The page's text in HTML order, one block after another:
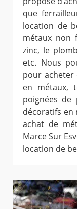
que
location de
métaux non
zinc, le
etc. Nous
pour acheter
en métaux,
poignées
décoratifs en
achat de
Marce Sur
location de